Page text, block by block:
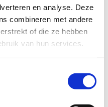
en analyse. Deze
combineren met andere
of die ze hebben
van hun services.